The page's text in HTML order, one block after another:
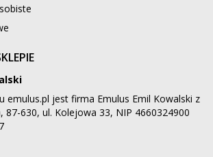
emulus.pl jest firma Emulus Emil Kowalski z
87-630, ul. Kolejowa 33, NIP 4660324900